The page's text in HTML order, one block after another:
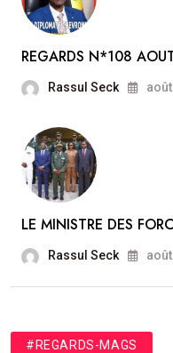
REGARDS N*108
Rassul Seck
LE MINISTRE DES
Rassul Seck
#REGARDS-MAGS